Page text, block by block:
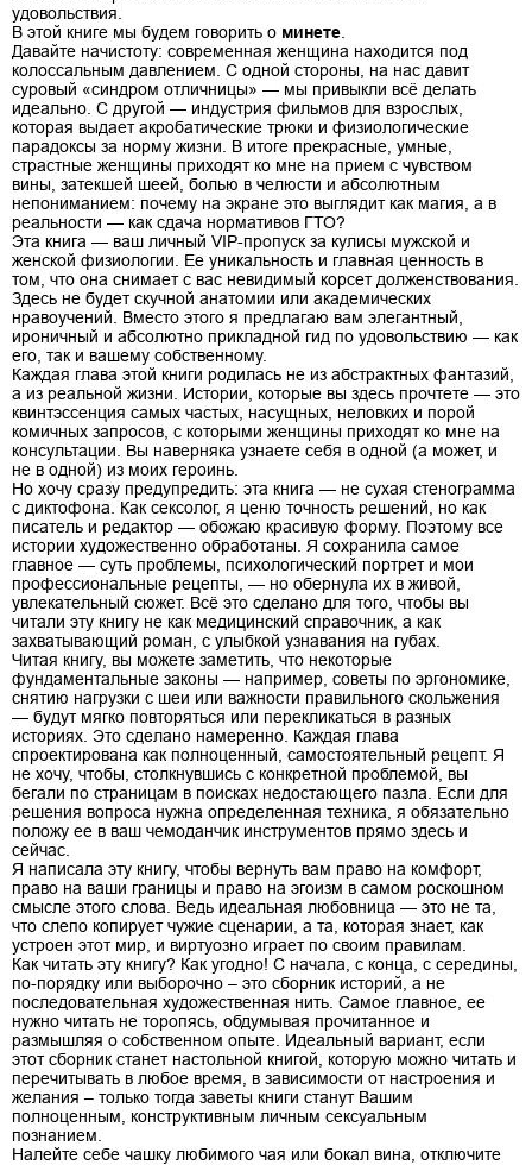
удовольствия.
В этой книге мы будем говорить о минете
Давайте начистоту: современная женщина находится под
колоссальным давлением. С одной стороны, на нас давит
суровый «синдром отличницы» — мы привыкли всё делать
идеально. С другой — индустрия фильмов для взрослых,
которая выдает акробатические трюки и физиологические
парадоксы за норму жизни. В итоге прекрасные, умные,
страстные женщины приходят ко мне на прием с чувством
вины, затекшей шеей, болью в челюсти и абсолютным
непониманием: почему на экране это выглядит как магия, а в
реальности — как сдача нормативов ГТО?
Эта книга — ваш личный VIP-пропуск за кулисы мужской и
женской физиологии. Ее уникальность и главная ценность в
том, что она снимает с вас невидимый корсет долженствования.
Здесь не будет скучной анатомии или академических
нравоучений. Вместо этого я предлагаю вам элегантный,
ироничный и абсолютно прикладной гид по удовольствию — как
его, так и вашему собственному.
Каждая глава этой книги родилась не из абстрактных фантазий,
а из реальной жизни. Истории, которые вы здесь прочтете — это
квинтэссенция самых частых, насущных, неловких и порой
комичных запросов, с которыми женщины приходят ко мне на
консультации. Вы наверняка узнаете себя в одной (а может, и
не в одной) из моих героинь.
Но хочу сразу предупредить: эта книга — не сухая стенограмма
с диктофона. Как сексолог, я ценю точность решений, но как
писатель и редактор — обожаю красивую форму. Поэтому все
истории художественно обработаны. Я сохранила самое
главное — суть проблемы, психологический портрет и мои
профессиональные рецепты, — но обернула их в живой,
увлекательный сюжет. Всё это сделано для того, чтобы вы
читали эту книгу не как медицинский справочник, а как
захватывающий роман, с улыбкой узнавания на губах.
Читая книгу, вы можете заметить, что некоторые
фундаментальные законы — например, советы по эргономике,
снятию нагрузки с шеи или важности правильного скольжения
— будут мягко повторяться или перекликаться в разных
историях. Это сделано намеренно. Каждая глава
спроектирована как полноценный, самостоятельный рецепт. Я
не хочу, чтобы, столкнувшись с конкретной проблемой, вы
бегали по страницам в поисках недостающего пазла. Если для
решения вопроса нужна определенная техника, я обязательно
положу ее в ваш чемоданчик инструментов прямо здесь и
сейчас.
Я написала эту книгу, чтобы вернуть вам право на комфорт,
право на ваши границы и право на эгоизм в самом роскошном
смысле этого слова. Ведь идеальная любовница — это не та,
что слепо копирует чужие сценарии, а та, которая знает, как
устроен этот мир, и виртуозно играет по своим правилам.
Как читать эту книгу? Как угодно! С начала, с конца, с середины,
по-порядку или выборочно – это сборник историй, а не
последовательная художественная нить. Самое главное, ее
нужно читать не торопясь, обдумывая прочитанное и
размышляя о собственном опыте. Идеальный вариант, если
этот сборник станет настольной книгой, которую можно читать и
перечитывать в любое время, в зависимости от настроения и
желания – только тогда заветы книги станут Вашим
полноценным, конструктивным личным сексуальным
познанием.
Налейте себе чашку любимого чая или бокал вина, отключите